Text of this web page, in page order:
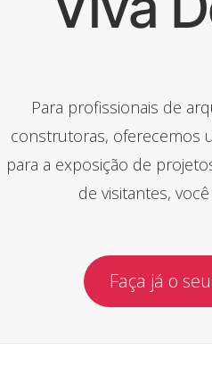
Para profissionais de
construtoras, oferecemos
para a exposição de
de visitantes,
Faça já o